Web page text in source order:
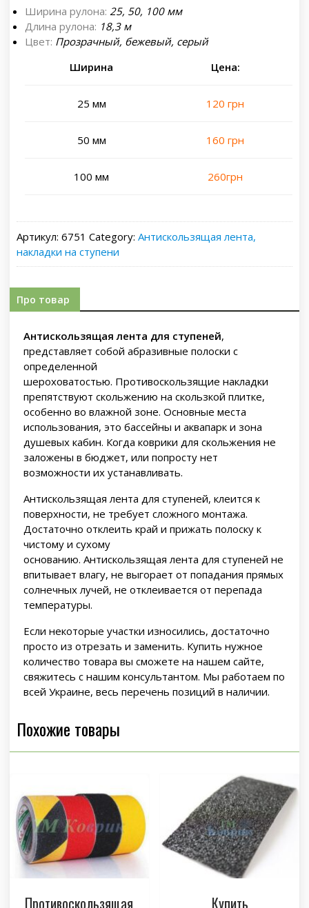
Ширина рулона: 25, 50, 100 мм
Длина рулона: 18,3 м
Цвет: Прозрачный, бежевый, серый
Ширина
Цена:
25 мм 120 грн
50 мм 160 грн
100 мм 260грн
Артикул: 6751 Category: Антискользящая лента,
накладки на ступени
Про товар
Антискользящая лента для ступеней,
представляет собой абразивные полоски с
определенной
шероховатостью. Противоскользящие накладки
препятствуют скольжению на скользкой плитке,
особенно во влажной зоне. Основные места
использования, это бассейны и аквапарк и зона
душевых кабин. Когда коврики для скольжения не
заложены в бюджет, или попросту нет
возможности их устанавливать.
Антискользящая лента для ступеней, клеится к
поверхности, не требует сложного монтажа.
Достаточно отклеить край и прижать полоску к
чистому и сухому
основанию. Антискользящая лента для ступеней не
впитывает влагу, не выгорает от попадания прямых
солнечных лучей, не отклеивается от перепада
температуры.
Если некоторые участки износились, достаточно
просто из отрезать и заменить. Купить нужное
количество товара вы сможете на нашем сайте,
свяжитесь с нашим консультантом. Мы работаем по
всей Украине, весь перечень позиций в наличии.
Похожие товары
Противоскользящая Купить